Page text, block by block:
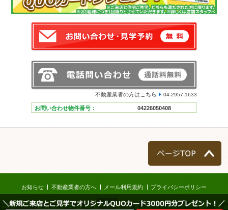
不動産業者の方はこちら 04-2957-1633
お問い合わせ物件番号： 04226050408
お知らせ 不動産業者の方へ メール利用規約 プライバシーポリシー